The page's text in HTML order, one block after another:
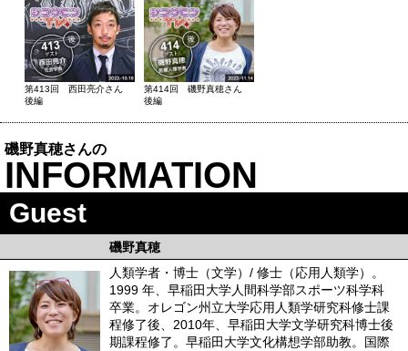
第413回 西田亮介さん
後編
第414回 磯野真穂さん
後編
磯野真穂さんの
INFORMATION
Guest
磯野真穂
人類学者・博士（文学）/ 修士（応用人類学）。
1999 年、早稲田大学人間科学部スポーツ科学科
卒業。オレゴン州立大学応用人類学研究科修士課
程修了後、2010年、早稲田大学文学研究科博士後
期課程修了。早稲田大学文化構想学部助教。国際